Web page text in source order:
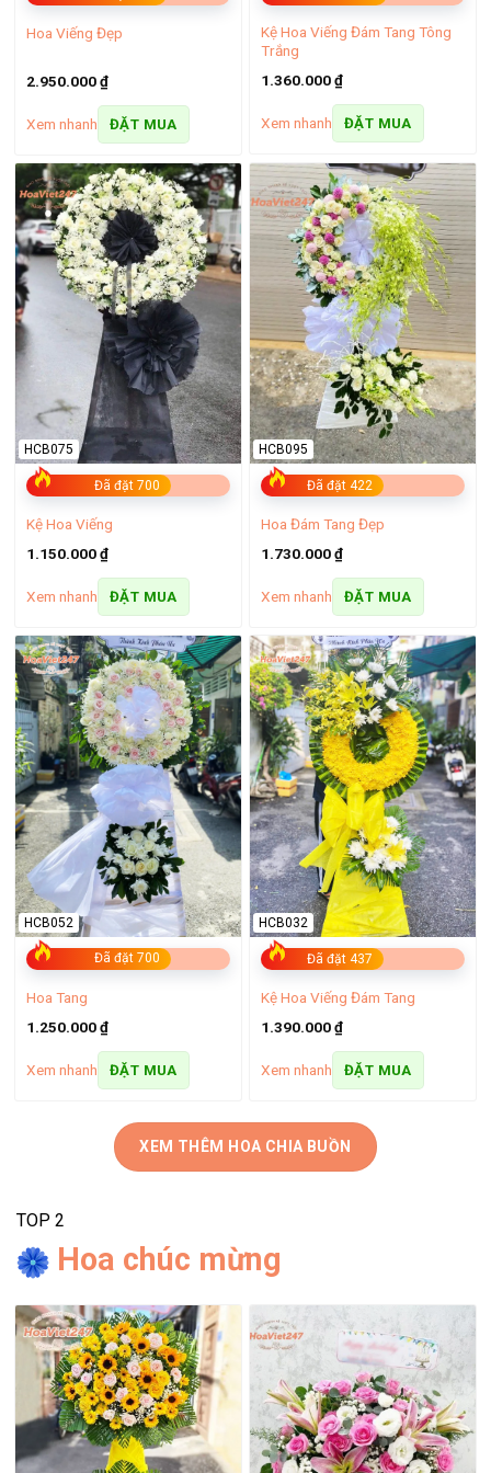
Hoa tặng cho những sự kiện đẳng cấp
Hoa cho những dịp lễ, kỷ niệm
Mỗi ngày lễ, mỗi cột mốc đáng nhớ trong cuộc đời đều trở
nên trọn vẹn hơn khi được tô điểm bởi những đóa hoa tươi
rực rỡ. Dù là Ngàytặng hoa cô giáo,hoa 8 3 đẹp,giỏ hoa
20 10, hay ngày kỷ niệm cưới shop hoa tươi Cần Giờ luôn
chỉn chu trong từng mẫu hoa để cắm ra những sản phẩm
đẹp mắt để gửi đến người ấy.
Hoa Viếng Đẹp
2.950.000₫
Xem nhanh ĐẶT MUA
Kệ Hoa Viếng Đám Tang Tông
Trắng
1.360.000₫
Xem nhanh ĐẶT MUA
Đã đặt 700
HCB075
Kệ Hoa Viếng
1.150.000₫
Xem nhanh ĐẶT MUA
Đã đặt 422
HCB095
Hoa Đám Tang Đẹp
1.730.000₫
Xem nhanh ĐẶT MUA
Đã đặt 700
HCB052
Hoa Tang
1.250.000₫
Xem nhanh ĐẶT MUA
Đã đặt 437
HCB032
Kệ Hoa Viếng Đám Tang
1.390.000₫
Xem nhanh ĐẶT MUA
XEM THÊM HOA CHIA BUỒN
TOP 2
Hoa chúc mừng